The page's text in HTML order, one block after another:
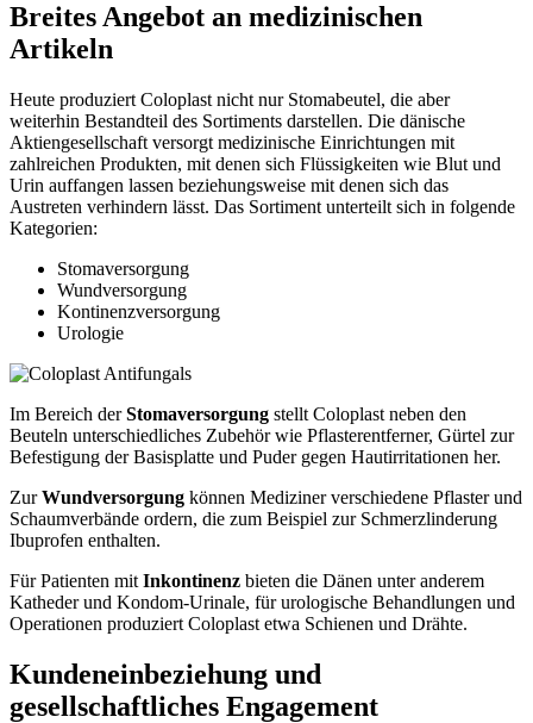
Breites Angebot an medizinischen
Artikeln
Heute produziert Coloplast nicht nur Stomabeutel, die aber
weiterhin Bestandteil des Sortiments darstellen. Die dänische
Aktiengesellschaft versorgt medizinische Einrichtungen mit
zahlreichen Produkten, mit denen sich Flüssigkeiten wie Blut und
Urin auffangen lassen beziehungsweise mit denen sich das
Austreten verhindern lässt. Das Sortiment unterteilt sich in folgende
Kategorien:
Stomaversorgung
Wundversorgung
Kontinenzversorgung
Urologie
Im Bereich derStomaversorgung stellt Coloplast neben den
Beuteln unterschiedliches Zubehör wie Pflasterentferner, Gürtel zur
Befestigung der Basisplatte und Puder gegen Hautirritationen her.
ZurWundversorgung können Mediziner verschiedene Pflaster und
Schaumverbände ordern, die zum Beispiel zur Schmerzlinderung
Ibuprofen enthalten.
Für Patienten mit Inkontinenz bieten die Dänen unter anderem
Katheder und Kondom-Urinale, für urologische Behandlungen und
Operationen produziert Coloplast etwa Schienen und Drähte.
Kundeneinbeziehung und
gesellschaftliches Engagement